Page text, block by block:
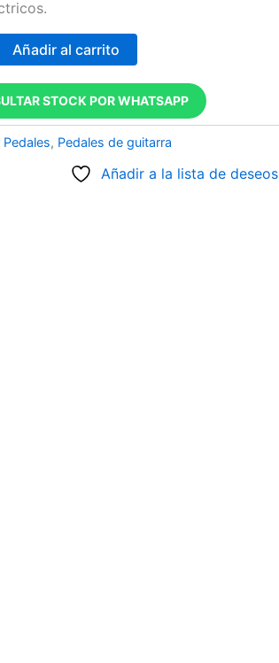
Añadir al carrito
STOCK POR WHATSAPP
Pedales, Pedales de guitarra
Añadir a la lista de deseos